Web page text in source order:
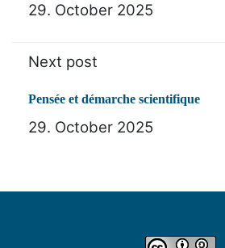
29. October 2025
Next post
Pensée et démarche scientifique
29. October 2025